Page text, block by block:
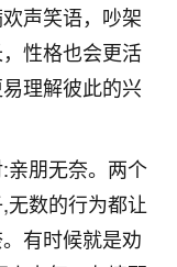
声笑语，吵架
性格也会更活
理解彼此的兴
亲朋无奈。两个
数的行为都让
有时候就是劝
老师，跟老师聊过
议，处理了一些因
多，主要是心情好
会了。
后，最大的感
般皆是命，半点
9